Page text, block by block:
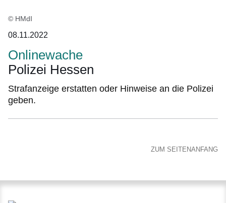
© HMdI
08.11.2022
Onlinewache
Polizei Hessen
Strafanzeige erstatten oder Hinweise an die Polizei
geben.
ZUM SEITENANFANG